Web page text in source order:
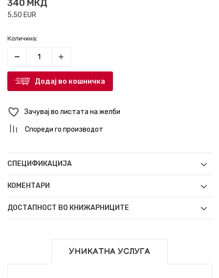
340 МКД
5,50 EUR
Количина:
Додај во кошничка
Зачувај во листата на желби
Спореди го производот
СПЕЦИФИКАЦИЈА
КОМЕНТАРИ
ДОСТАПНОСТ ВО КНИЖАРНИЦИТЕ
УНИКАТНА УСЛУГА